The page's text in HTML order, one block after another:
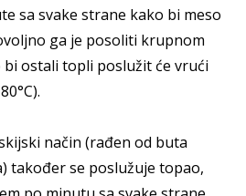
sa svake strane kako bi meso
ga je posoliti krupnom
ostali topli poslužit će vrući
način (rađen od buta
također se poslužuje topao,